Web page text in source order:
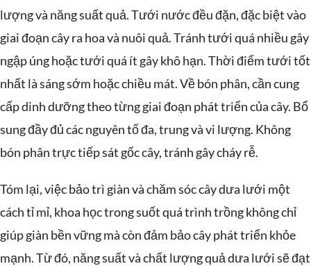
lượng và năng suất quả. Tưới nước đều đặn, đặc biệt vào
giai đoạn cây ra hoa và nuôi quả. Tránh tưới quá nhiều gây
ngập úng hoặc tưới quá ít gây khô hạn. Thời điểm tưới tốt
nhất là sáng sớm hoặc chiều mát. Về bón phân, cần cung
cấp dinh dưỡng theo từng giai đoạn phát triển của cây. Bổ
sung đầy đủ các nguyên tố đa, trung và vi lượng. Không
bón phân trực tiếp sát gốc cây, tránh gây cháy rễ.
Tóm lại, việc bảo trì giàn và chăm sóc cây dưa lưới một
cách tỉ mỉ, khoa học trong suốt quá trình trồng không chỉ
giúp giàn bền vững mà còn đảm bảo cây phát triển khỏe
mạnh. Từ đó, năng suất và chất lượng quả dưa lưới sẽ đạt